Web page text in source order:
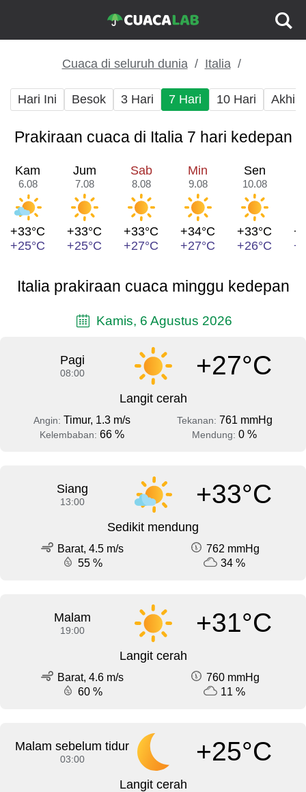
Cuaca di seluruh dunia Italia
Hari Ini Besok 3 Hari 7 Hari 10 Hari Akhir
Prakiraan cuaca di Italia 7 hari kedepan
Kam
6.08
+33°C
+25°C
Jum
7.08
+33°C
+25°C
Sab
8.08
+33°C
+27°C
Min
9.08
+34°C
+27°C
Sen
10.08
+33°C
+26°C
Italia prakiraan cuaca minggu kedepan
Kamis, 6 Agustus 2026
Pagi
08:00 +27°C
Langit cerah
Angin: Timur, 1.3 m/s Tekanan: 761 mmHg
Kelembaban: 66 % Mendung: 0 %
Siang
13:00 +33°C
Sedikit mendung
Barat, 4.5 m/s
762 mmHg
55 %
34 %
Malam
19:00 +31°C
Langit cerah
Barat, 4.6 m/s
760 mmHg
60 %
11 %
Malam sebelum tidur
03:00 +25°C
Langit cerah